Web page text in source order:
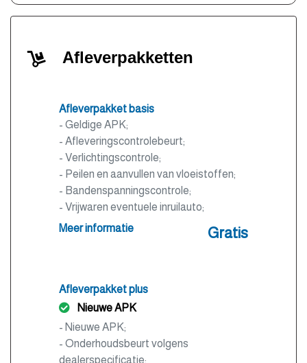
Afleverpakketten
Afleverpakket basis
- Geldige APK;
- Afleveringscontrolebeurt;
- Verlichtingscontrole;
- Peilen en aanvullen van vloeistoffen;
- Bandenspanningscontrole;
- Vrijwaren eventuele inruilauto;
- Auto is of wordt gepoetst.
Meer informatie Gratis
Afleverpakket plus
Nieuwe APK
- Nieuwe APK;
- Onderhoudsbeurt volgens
dealerspecificatie;